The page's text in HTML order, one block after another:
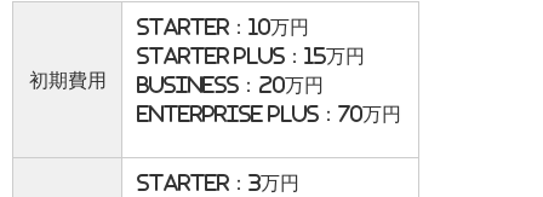
初期費用
Starter：10万円
Starter Plus：15万円
Business：20万円
Enterprise Plus：70万円
Starter：3万円